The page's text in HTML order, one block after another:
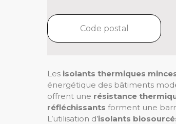
Les isolants thermiques
énergétique des bâtiments
offrent une résistance
réfléchissants forment une
L’utilisation d’isolants